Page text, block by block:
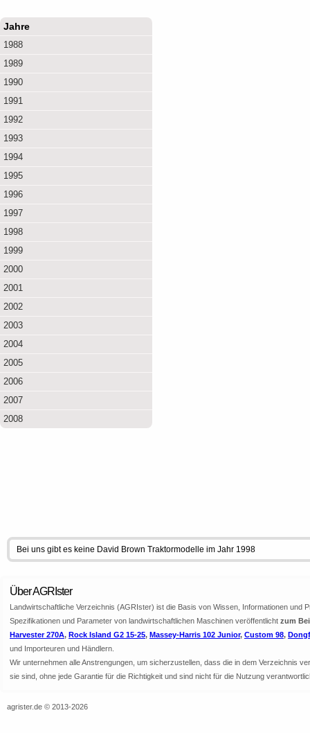
Jahre
1988
1989
1990
1991
1992
1993
1994
1995
1996
1997
1998
1999
2000
2001
2002
2003
2004
2005
2006
2007
2008
Bei uns gibt es keine David Brown Traktormodelle im Jahr 1998
Über AGRIster
Landwirtschaftliche Verzeichnis (AGRIster) ist die Basis von Wissen, Informationen
Spezifikationen und Parameter von landwirtschaftlichen Maschinen veröffentlicht zum
Harvester 270A, Rock Island G2 15-25, Massey-Harris 102 Junior, Custom 98,
und Importeuren und Händlern.
Wir unternehmen alle Anstrengungen, um sicherzustellen, dass die in dem Verzeichnis
sie sind, ohne jede Garantie für die Richtigkeit und sind nicht für die Nutzung
agrister.de © 2013-2026